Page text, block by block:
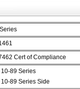
Cert of Compliance
89 Series
89 Series Side